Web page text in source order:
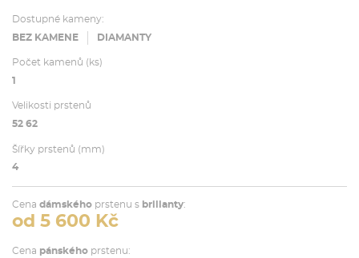
Dostupné kameny:
BEZ KAMENE
DIAMANTY
Počet kamenů (ks)
1
Velikosti prstenů
52 62
Šířky prstenů (mm)
4
Cena dámského prstenu s brilianty:
od 5 600 Kč
Cena pánského prstenu: